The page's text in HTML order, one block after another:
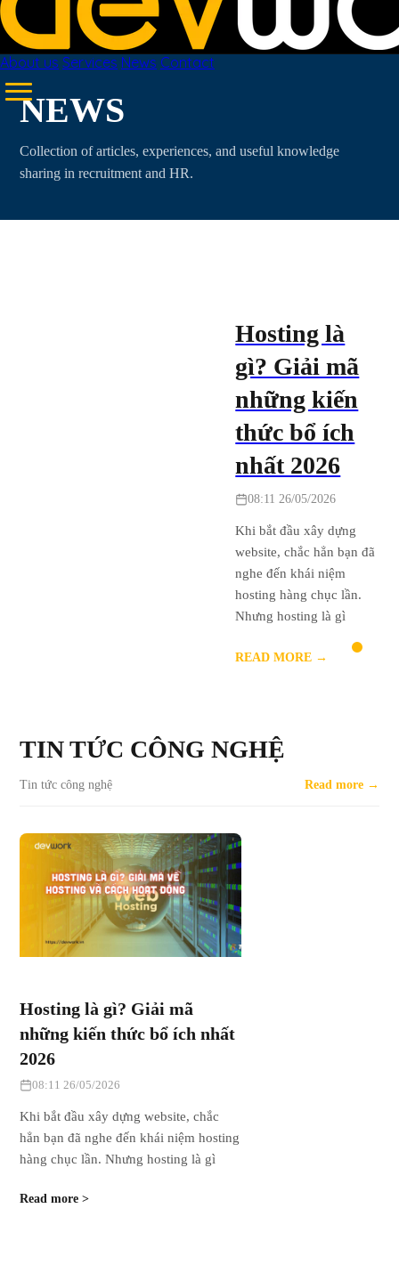
About us Services News Contact
NEWS
Collection of articles, experiences, and useful knowledge
sharing in recruitment and HR.
Hosting là
gì? Giải mã
những kiến
thức bổ ích
nhất 2026
08:11 26/05/2026
Khi bắt đầu xây dựng
website, chắc hẳn bạn đã
nghe đến khái niệm
hosting hàng chục lần.
Nhưng hosting là gì
READ MORE →
TIN TỨC CÔNG NGHỆ
Tin tức công nghệ Read more →
Hosting là gì? Giải mã
những kiến thức bổ ích nhất
2026
08:11 26/05/2026
Khi bắt đầu xây dựng website, chắc
hẳn bạn đã nghe đến khái niệm hosting
hàng chục lần. Nhưng hosting là gì
Read more >